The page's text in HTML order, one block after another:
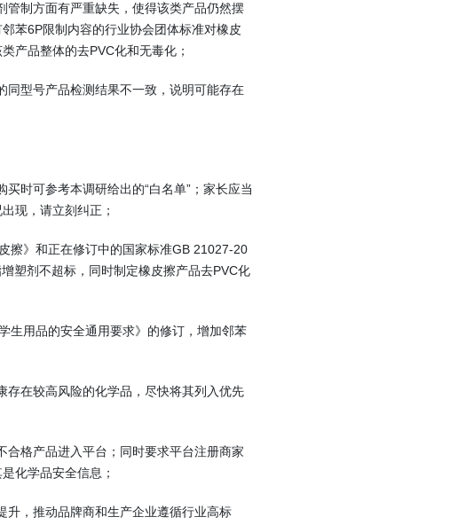
管制方面有严重缺失，使得该类产品仍然摆
苯6P限制内容的行业协会团体标准对橡皮
产品整体的去PVC化和无毒化；
同型号产品检测结果不一致，说明可能存在
时可参考本调研给出的“白名单”；家长应当
现，请立刻纠正；
擦》和正在修订中的国家标准GB 21027-20
塑剂不超标，同时制定橡皮擦产品去PVC化
生用品的安全通用要求》的修订，增加邻苯
存在较高风险的化学品，尽快将其列入优先
格产品进入平台；同时要求平台注册商家
化学品安全信息；
升，推动品牌商和生产企业遵循行业高标